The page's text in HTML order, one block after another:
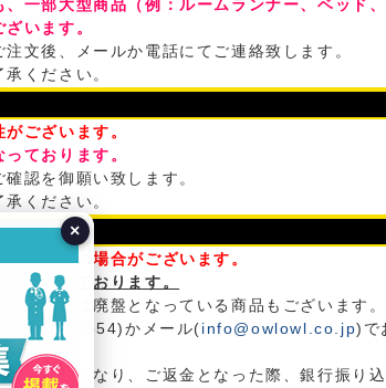
一部大型商品（例：ルームランナー、ベッド
います。
文後、メールか電話にてご連絡致します。
ください。
ございます。
ております。
認を御願い致します。
ください。
・廃盤の場合がございます。
となっております。
れまたは廃盤となっている商品もございます。
5542-0554)かメール(info@owlowl.co.jp)で
ンセルになり、ご返金となった際、銀行振り
×